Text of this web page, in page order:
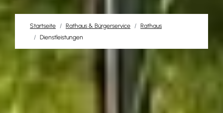
Startseite Rathaus & Bürgerservice
Rathaus
Dienstleistungen